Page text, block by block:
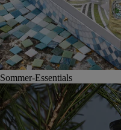
Sommer-Essentials